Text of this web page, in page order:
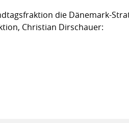
die Dänemark-
Christian Dirschauer: